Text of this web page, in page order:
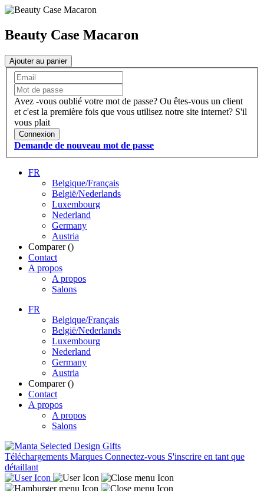
Beauty Case Macaron
Ajouter au panier
Avez -vous oublié votre mot de passe? Ou êtes-vous un client
et c'est la première fois que vous utilisez notre site internet? S'il
vous plait
Connexion
Demande de nouveau mot de passe
FR
Belgique/Français
België/Nederlands
Luxembourg
Nederland
Germany
Austria
Comparer ()
Contact
A propos
A propos
Salons
FR
Belgique/Français
België/Nederlands
Luxembourg
Nederland
Germany
Austria
Comparer ()
Contact
A propos
A propos
Salons
Téléchargements Marques Connectez-vous S'inscrire en tant que
détaillant